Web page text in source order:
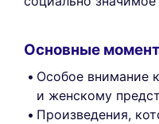
Основные
Особое внимание
и женскому
Произведения,